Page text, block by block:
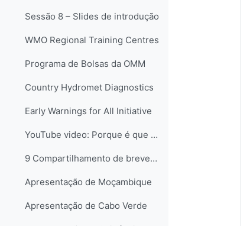
Sessão 8 – Slides de introdução
WMO Regional Training Centres
Programa de Bolsas da OMM
Country Hydromet Diagnostics
Early Warnings for All Initiative
YouTube video: Porque é que precisamos de meteorologistas?
9 Compartilhamento de breves relatórios sobre desa...
Apresentação de Moçambique
Apresentação de Cabo Verde